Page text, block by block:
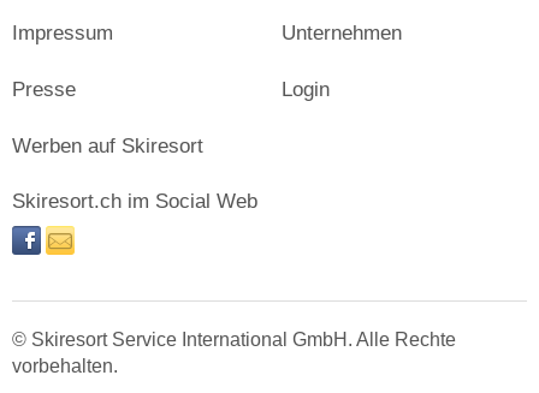
Impressum
Presse
Unternehmen
Login
Werben auf Skiresort
Skiresort.ch im Social Web
facebooknewsletter
© Skiresort Service International GmbH. Alle Rechte
vorbehalten.